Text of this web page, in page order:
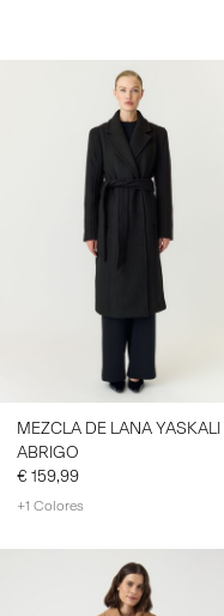
ESPAÑOL
MEZCLA DE LANA YASKALI
ABRIGO
€ 159,99
+1 Colores